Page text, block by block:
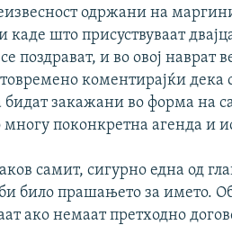
одржани на
каде што присуствуваат
поздрават, и во овој наврат
коментирајќи дека
бидат закажани во форма на
поконкретна агенда и
самит, сигурно една од
било прашањето за името.
ако немаат претходно